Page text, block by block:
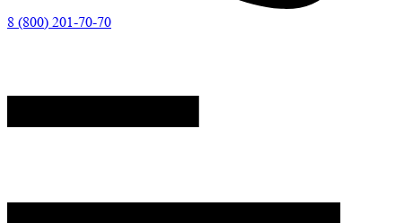
8 (800) 201-70-70